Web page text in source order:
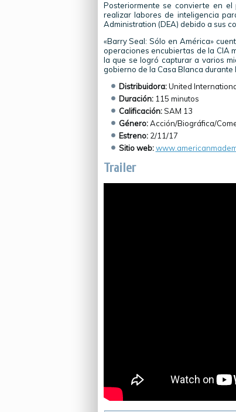
Posteriormente se convierte en
realizar labores de inteligencia
Administration (DEA) debido a sus
«Barry Seal: Sólo en América»
operaciones encubiertas de la CIA
la que se logró capturar a varios
gobierno de la Casa Blanca
Distribuidora:United
Duración:115 minutos
Calificación:SAM 13
Género:Acción/Biográfica/
Estreno:2/11/17
Sitio web:
Trailer